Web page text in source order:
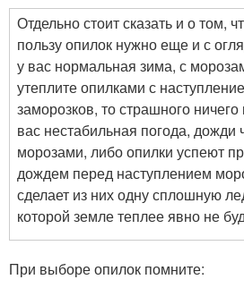
Отдельно стоит сказать и о том,
пользу опилок нужно еще и с
у вас нормальная зима, с
утеплите опилками с
заморозков, то страшного
вас нестабильная погода, дожди
морозами, либо опилки успеют
дождем перед наступлением
сделает из них одну сплошную
которой земле теплее явно не
При выборе опилок помните: